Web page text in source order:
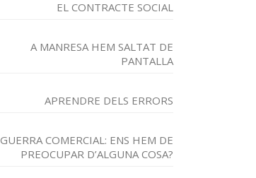
EL CONTRACTE SOCIAL
A MANRESA HEM SALTAT DE
PANTALLA
APRENDRE DELS ERRORS
GUERRA COMERCIAL: ENS HEM DE
PREOCUPAR D’ALGUNA COSA?